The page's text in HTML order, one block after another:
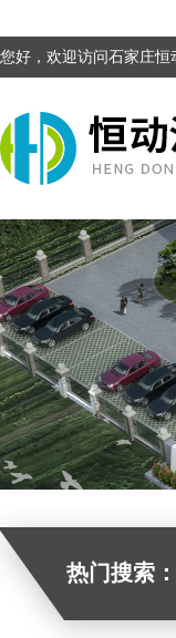
您好，欢迎访问石家庄恒
热门搜索：